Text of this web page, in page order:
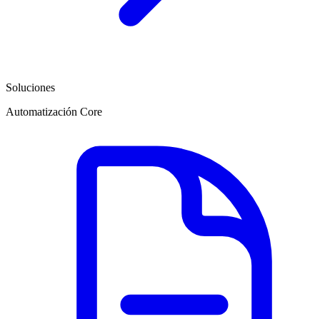
Soluciones
Automatización Core